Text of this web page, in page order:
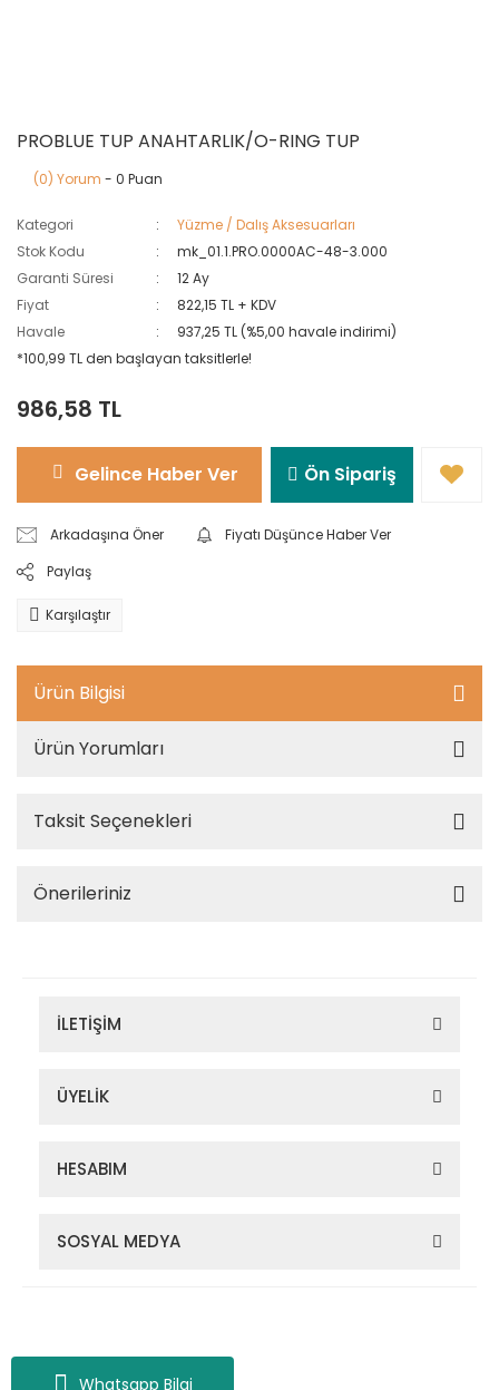
Whatsapp Bilgi
PROBLUE TUP ANAHTARLIK/O-RING TUP
(0) Yorum - 0 Puan
Kategori
Yüzme / Dalış Aksesuarları
Stok Kodu
mk_01.1.PRO.0000AC-48-3.000
Garanti Süresi
12 Ay
Fiyat
822,15 TL + KDV
Havale
937,25 TL (%5,00 havale indirimi)
*100,99 TL den başlayan taksitlerle!
986,58 TL
Gelince Haber Ver Ön Sipariş
Arkadaşına Öner
Fiyatı Düşünce Haber Ver
Paylaş
Karşılaştır
Ürün Bilgisi
Ürün Yorumları
Taksit Seçenekleri
Önerileriniz
İLETİŞİM
ÜYELİK
HESABIM
SOSYAL MEDYA